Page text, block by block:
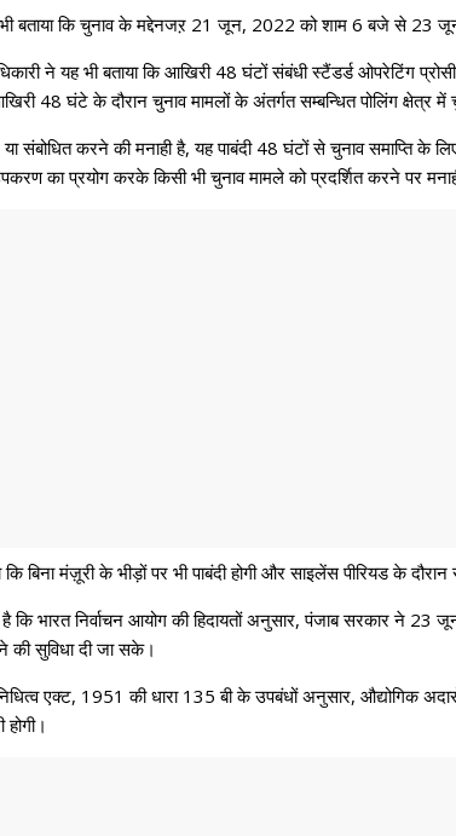
बताया कि चुनाव के मद्देनजऱ 21 जून, 2022 को शाम 6 बजे से 23 जून
ने यह भी बताया कि आखिरी 48 घंटों संबंधी स्टैंडर्ड
48 घंटे के दौरान चुनाव मामलों के अंतर्गत सम्बन्धित पोलिंग क्षेत्र
या संबोधित करने की मनाही है, यह पाबंदी 48 घंटों से चुनाव समाप्ति के
का प्रयोग करके किसी भी चुनाव मामले को प्रदर्शित करने पर
कि बिना मंज़ूरी के भीड़ों पर भी पाबंदी होगी और साइलेंस पीरियड के
कि भारत निर्वाचन आयोग की हिदायतों अनुसार, पंजाब सरकार ने
की सुविधा दी जा सके।
एक्ट, 1951 की धारा 135 बी के उपबंधों अनुसार, औद्योगिक